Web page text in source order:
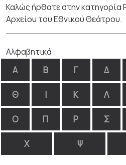
Καλώς ήρθατε στην κατηγορία
Αρχείου του Εθνικού Θεάτρου.
Αλφαβητικά
Α Β Γ Δ
Θ Ι Κ Λ
Ο Π Ρ Σ
Χ Ψ